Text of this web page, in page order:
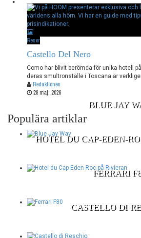
Resor
Castello Del Nero
Como har blivit berömda för unika hotell
deras smultronställe i Toscana är
Redaktionen
28 maj, 2026
Populära artiklar
BLUE JAY
HOTEL DU CAP-EDEN-
FERRARI
CASTELLO DI